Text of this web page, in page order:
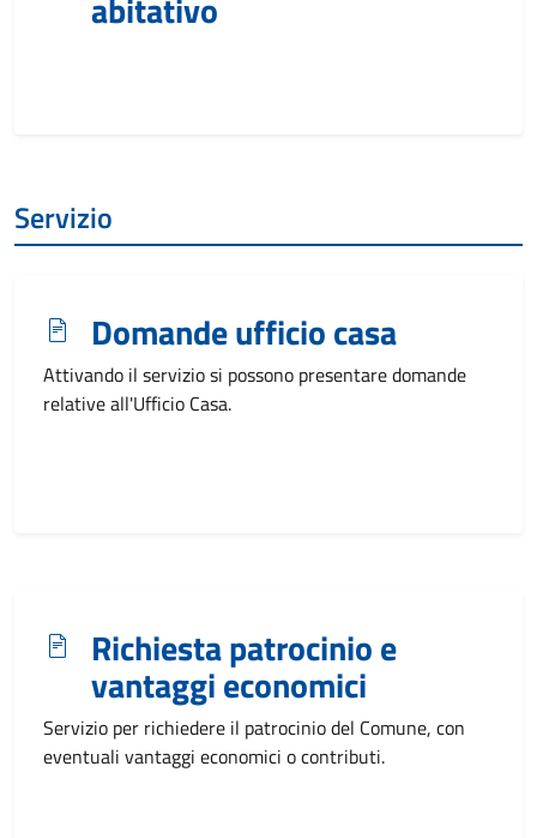
Servizio
Domande ufficio casa
Attivando il servizio si possono presentare domande
relative all'Ufficio Casa.
Richiesta patrocinio e
vantaggi economici
Servizio per richiedere il patrocinio del Comune, con
eventuali vantaggi economici o contributi.